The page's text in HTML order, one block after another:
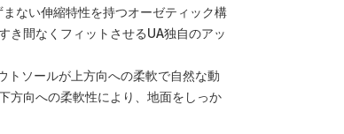
ない伸縮特性を持つオーゼティック構
き間なくフィットさせるUA独自のアッ
トソールが上方向への柔軟で自然な動
方向への柔軟性により、地面をしっか